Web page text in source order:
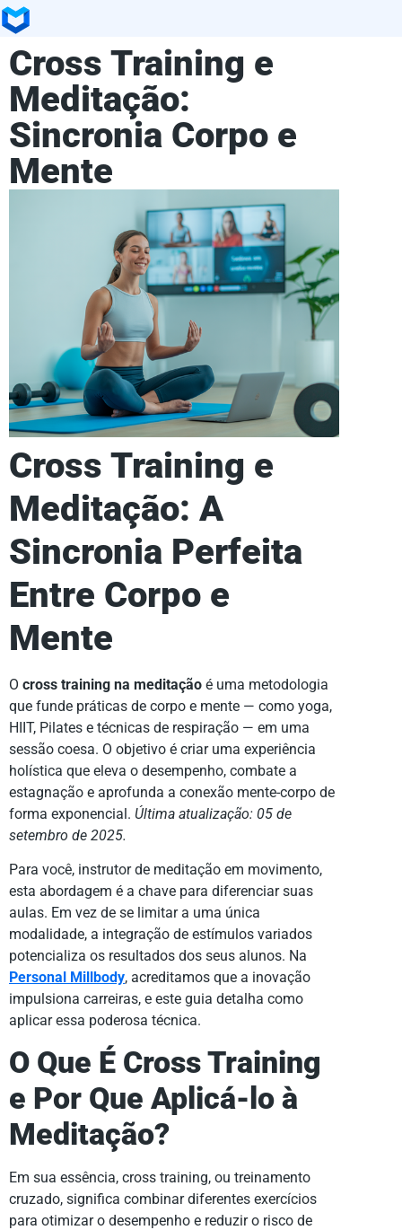
Cross Training e
Meditação:
Sincronia Corpo e
Mente
Cross Training e
Meditação: A
Sincronia Perfeita
Entre Corpo e
Mente
O cross training na meditação é uma metodologia
que funde práticas de corpo e mente — como yoga,
HIIT, Pilates e técnicas de respiração — em uma
sessão coesa. O objetivo é criar uma experiência
holística que eleva o desempenho, combate a
estagnação e aprofunda a conexão mente-corpo de
forma exponencial. Última atualização: 05 de
setembro de 2025.
Para você, instrutor de meditação em movimento,
esta abordagem é a chave para diferenciar suas
aulas. Em vez de se limitar a uma única
modalidade, a integração de estímulos variados
potencializa os resultados dos seus alunos. Na
Personal Millbody, acreditamos que a inovação
impulsiona carreiras, e este guia detalha como
aplicar essa poderosa técnica.
O Que É Cross Training
e Por Que Aplicá-lo à
Meditação?
Em sua essência, cross training, ou treinamento
cruzado, significa combinar diferentes exercícios
para otimizar o desempenho e reduzir o risco de